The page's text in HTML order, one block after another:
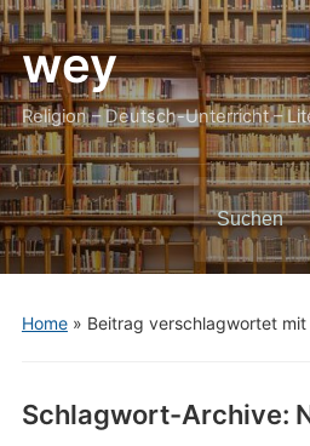
wey
Religion – Deutsch-Unterricht –
Search
for:
Home» Beitrag verschlagwortet mit
Schlagwort-Archive: